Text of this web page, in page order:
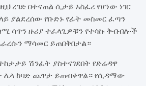
ረገድ በተናጠል ሲታይ አስፈሪ የሆነው ነገር
ያልደረሰው የቡድኑ የፊት መስመር ፈጣን
ሳጥን ዙሪያ ተፈላጊዎቹን የተሳኩ ቅብብሎች
ማሳመር ይጠበቅበታል።
ሽንፈት ያስተናገደበት የድሬዳዋ
ሌላ ከባድ ጨዋታ ይጠብቀዋል። የሲዳማው